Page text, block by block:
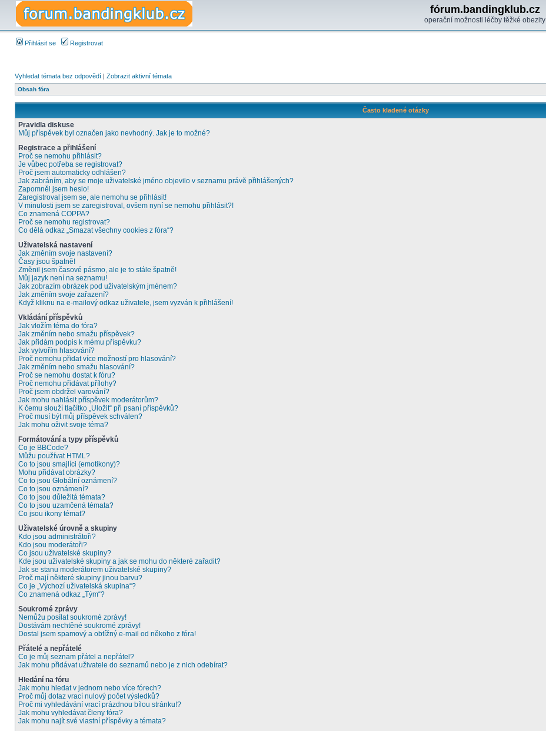
fórum.bandingklub.cz
operační možnosti léčby těžké obezity
Přihlásit se Registrovat
Vyhledat témata bez odpovědí | Zobrazit aktivní témata
Obsah fóra
Často kladené otázky
Pravidla diskuse
Můj příspěvek byl označen jako nevhodný. Jak je to možné?
Registrace a přihlášení
Proč se nemohu přihlásit?
Je vůbec potřeba se registrovat?
Proč jsem automaticky odhlášen?
Jak zabráním, aby se moje uživatelské jméno objevilo v seznamu právě přihlášených?
Zapomněl jsem heslo!
Zaregistroval jsem se, ale nemohu se přihlásit!
V minulosti jsem se zaregistroval, ovšem nyní se nemohu přihlásit?!
Co znamená COPPA?
Proč se nemohu registrovat?
Co dělá odkaz „Smazat všechny cookies z fóra“?
Uživatelská nastavení
Jak změním svoje nastavení?
Časy jsou špatně!
Změnil jsem časové pásmo, ale je to stále špatně!
Můj jazyk není na seznamu!
Jak zobrazím obrázek pod uživatelským jménem?
Jak změním svoje zařazení?
Když kliknu na e-mailový odkaz uživatele, jsem vyzván k přihlášení!
Vkládání příspěvků
Jak vložím téma do fóra?
Jak změním nebo smažu příspěvek?
Jak přidám podpis k mému příspěvku?
Jak vytvořím hlasování?
Proč nemohu přidat více možností pro hlasování?
Jak změním nebo smažu hlasování?
Proč se nemohu dostat k fóru?
Proč nemohu přidávat přílohy?
Proč jsem obdržel varování?
Jak mohu nahlásit příspěvek moderátorům?
K čemu slouží tlačítko „Uložit“ při psaní příspěvků?
Proč musí být můj příspěvek schválen?
Jak mohu oživit svoje téma?
Formátování a typy příspěvků
Co je BBCode?
Můžu používat HTML?
Co to jsou smajlíci (emotikony)?
Mohu přidávat obrázky?
Co to jsou Globální oznámení?
Co to jsou oznámení?
Co to jsou důležitá témata?
Co to jsou uzamčená témata?
Co jsou ikony témat?
Uživatelské úrovně a skupiny
Kdo jsou administrátoři?
Kdo jsou moderátoři?
Co jsou uživatelské skupiny?
Kde jsou uživatelské skupiny a jak se mohu do některé zařadit?
Jak se stanu moderátorem uživatelské skupiny?
Proč mají některé skupiny jinou barvu?
Co je „Výchozí uživatelská skupina“?
Co znamená odkaz „Tým“?
Soukromé zprávy
Nemůžu posílat soukromé zprávy!
Dostávám nechtěné soukromé zprávy!
Dostal jsem spamový a obtížný e-mail od někoho z fóra!
Přátelé a nepřátelé
Co je můj seznam přátel a nepřátel?
Jak mohu přidávat uživatele do seznamů nebo je z nich odebírat?
Hledání na fóru
Jak mohu hledat v jednom nebo více fórech?
Proč můj dotaz vrací nulový počet výsledků?
Proč mi vyhledávání vrací prázdnou bílou stránku!?
Jak mohu vyhledávat členy fóra?
Jak mohu najít své vlastní příspěvky a témata?